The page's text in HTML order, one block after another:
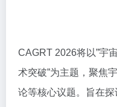
CAGRT 2026将以”宇
术突破”为主题，聚焦
论等核心议题。旨在